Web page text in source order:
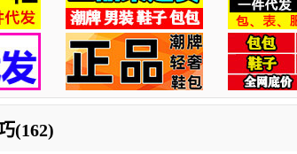
(162)